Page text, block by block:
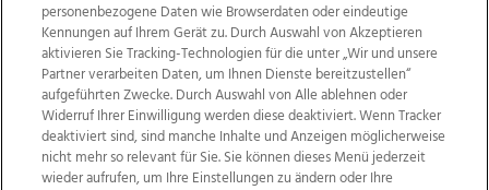
personenbezogene Daten wie Browserdaten oder eindeutige
Kennungen auf Ihrem Gerät zu. Durch Auswahl von Akzeptieren
aktivieren Sie Tracking-Technologien für die unter „Wir und unsere
Partner verarbeiten Daten, um Ihnen Dienste bereitzustellen“
aufgeführten Zwecke. Durch Auswahl von Alle ablehnen oder
Widerruf Ihrer Einwilligung werden diese deaktiviert. Wenn Tracker
deaktiviert sind, sind manche Inhalte und Anzeigen möglicherweise
nicht mehr so relevant für Sie. Sie können dieses Menü jederzeit
wieder aufrufen, um Ihre Einstellungen zu ändern oder Ihre